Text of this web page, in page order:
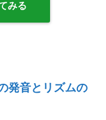
みる
発音とリズムの